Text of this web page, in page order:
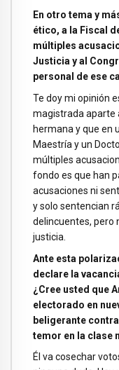
En otro tema y
ético, a la Fiscal
múltiples
Justicia y al
personal de ese
Te doy mi opinión
magistrada aparte
hermana y que en
Maestría y un
múltiples
fondo es que han
acusaciones ni
y solo sentencian
delincuentes, pero
justicia.
Ante esta
declare la
¿Cree usted que
electorado en
beligerante
temor en la clase
Él va cosechar